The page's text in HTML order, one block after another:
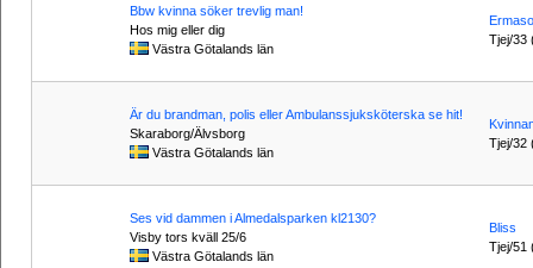
Bbw kvinna söker trevlig man!
Hos mig eller dig
Västra Götalands län
Ermaso
Tjej/33
Är du brandman, polis eller Ambulanssjuksköterska se hit!
Skaraborg/Älvsborg
Västra Götalands län
Tjej/32
Ses vid dammen i Almedalsparken kl2130?
Visby tors kväll 25/6
Västra Götalands län
Bliss
Tjej/51